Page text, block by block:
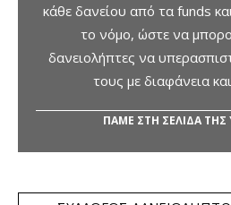
κάθε δανείου από τα funds
το νόμο, ώστε να
δανειολήπτες να
τους με διαφάνεια
ΠΑΜΕ ΣΤΗ ΣΕΛΙΔΑ